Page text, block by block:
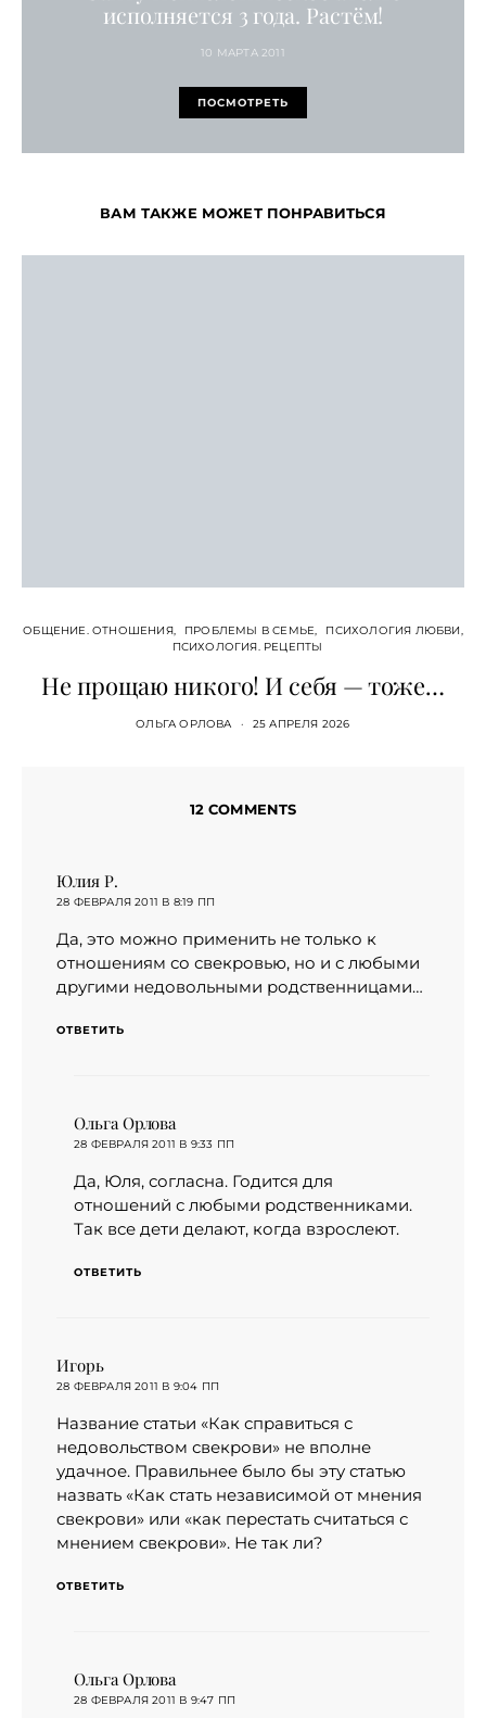
исполняется 3 года. Растём!
10 МАРТА 2011
ПОСМОТРЕТЬ
ВАМ ТАКЖЕ МОЖЕТ ПОНРАВИТЬСЯ
ОБЩЕНИЕ. ОТНОШЕНИЯ ПРОБЛЕМЫ В СЕМЬЕ
ПСИХОЛОГИЯ ЛЮБВИ
ПСИХОЛОГИЯ. РЕЦЕПТЫ
Не прощаю никого! И себя — тоже…
ОЛЬГА ОРЛОВА 25 АПРЕЛЯ 2026
12 COMMENTS
Юлия Р.
28 ФЕВРАЛЯ 2011 В 8:19 ПП
Да, это можно применить не только к
отношениям со свекровью, но и с любыми
другими недовольными родственницами…
ОТВЕТИТЬ
Ольга Орлова
28 ФЕВРАЛЯ 2011 В 9:33 ПП
Да, Юля, согласна. Годится для
отношений с любыми родственниками.
Так все дети делают, когда взрослеют.
ОТВЕТИТЬ
Игорь:
28 ФЕВРАЛЯ 2011 В 9:04 ПП
Название статьи «Как справиться с
недовольством свекрови» не вполне
удачное. Правильнее было бы эту статью
назвать «Как стать независимой от мнения
свекрови» или «как перестать считаться с
мнением свекрови». Не так ли?
ОТВЕТИТЬ
Ольга Орлова
28 ФЕВРАЛЯ 2011 В 9:47 ПП